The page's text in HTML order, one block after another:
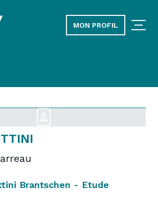
MON PROFIL
Brantschen - Etude